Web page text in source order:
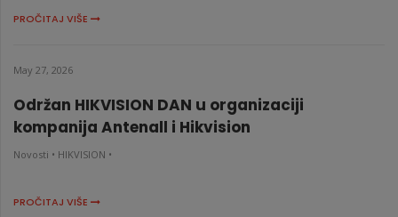
PROČITAJ VIŠE
May 27, 2026
Održan HIKVISION DAN u organizaciji
kompanija Antenall i Hikvision
Novosti • HIKVISION •
PROČITAJ VIŠE